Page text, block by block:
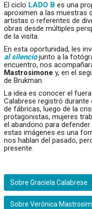
El ciclo LADO B es una
aproximen a las muestras
artistas o referentes de
obras desde múltiples
de la visita.
En esta oportunidad, les
al silenciojunto a la
encuentro, nos
Mastrosimone y, en el
de Brukman.
La idea es conocer el
Calabrese registró
de fábricas, luego de la
protagonistas, mujeres
el abandono para
estas imágenes es una
nos hablan del pasado,
presente.
Sobre Graciela Calabrese
Sobre Verónica